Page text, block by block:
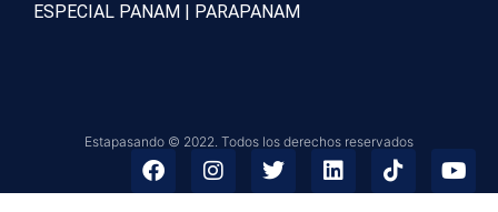
ESPECIAL PANAM | PARAPANAM
Estapasando © 2022. Todos los derechos reservados